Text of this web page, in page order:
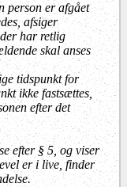
person er afgået
afsiger
har retlig
skal anses
tidspunkt for
ikke fastsættes,
efter det
efter § 5, og viser
er i live, finder